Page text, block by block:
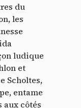
du
les
ludique
et
Scholtes,
entame
aux côtés